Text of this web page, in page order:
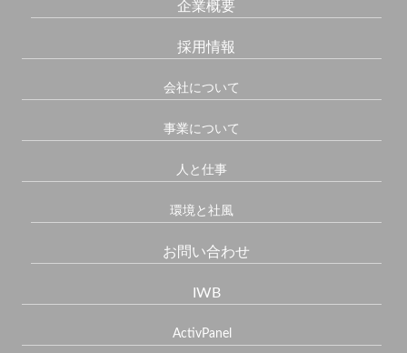
企業概要
採用情報
会社について
事業について
人と仕事
環境と社風
お問い合わせ
IWB
ActivPanel